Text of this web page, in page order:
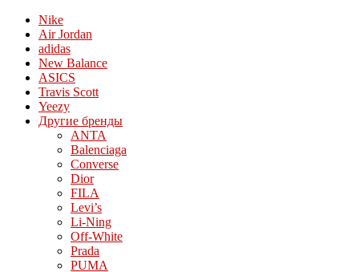
Nike
Air Jordan
adidas
New Balance
ASICS
Travis Scott
Yeezy
Другие бренды
ANTA
Balenciaga
Converse
Dior
FILA
Levi’s
Li-Ning
Off-White
Prada
PUMA